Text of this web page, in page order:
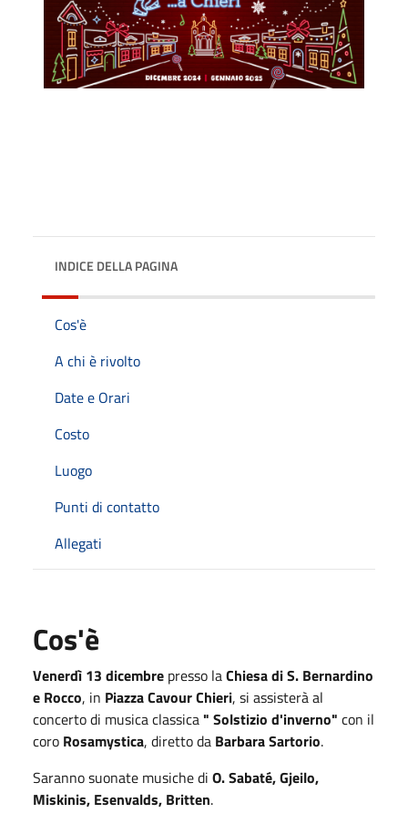
INDICE DELLA PAGINA
Cos'è
A chi è rivolto
Date e Orari
Costo
Luogo
Punti di contatto
Allegati
Cos'è
Venerdì 13 dicembre presso laChiesa di S. Bernardino
e Rocco, in Piazza Cavour Chieri, si assisterà al
concerto di musica classica" Solstizio d'inverno" con il
coro Rosamystica, diretto da Barbara Sartorio.
Saranno suonate musiche di O. Sabaté, Gjeilo,
Miskinis, Esenvalds, Britten.